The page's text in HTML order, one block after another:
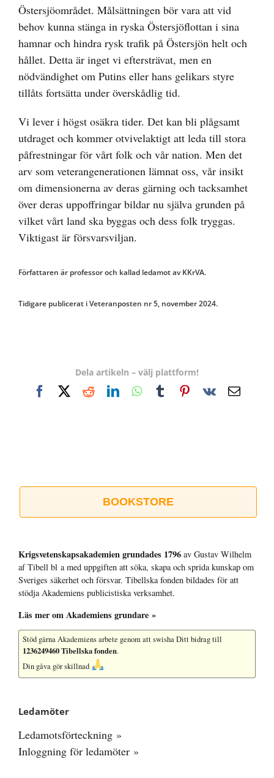
Östersjöområdet. Målsättningen bör vara att vid
behov kunna stänga in ryska Östersjöflottan i sina
hamnar och hindra rysk trafik på Östersjön helt och
hållet. Detta är inget vi eftersträvat, men en
nödvändighet om Putins eller hans gelikars styre
tillåts fortsätta under överskådlig tid.
Vi lever i högst osäkra tider. Det kan bli plågsamt
utdraget och kommer otvivelaktigt att leda till stora
påfrestningar för vårt folk och vår nation. Men det
arv som veterangenerationen lämnat oss, vår insikt
om dimensionerna av deras gärning och tacksamhet
över deras uppoffringar bildar nu själva grunden på
vilket vårt land ska byggas och dess folk tryggas.
Viktigast är försvarsviljan.
Författaren är professor och kallad ledamot av KKrVA.
Tidigare publicerat i Veteranposten nr 5, november 2024.
Dela artikeln – välj plattform!
FacebookRedditLinkedInWhatsApp
TumblrPinterest
Vk
E-
BOOKSTORE
Krigsvetenskap­sakademien grundades 1796 av Gustav Wilhelm
af Tibell bl a med uppgiften att söka, skapa och sprida kunskap om
Sveriges säkerhet och försvar. Tibellska fonden bildades för att
stödja Akademiens publicistiska verksamhet.
Läs mer om Akademiens grundare »
Stöd gärna Akademiens arbete genom att swisha Ditt bidrag till
1236249460 Tibellska fonden.
Din gåva gör skillnad
Ledamöter
Ledamotsförteckning »
Inloggning för ledamöter »